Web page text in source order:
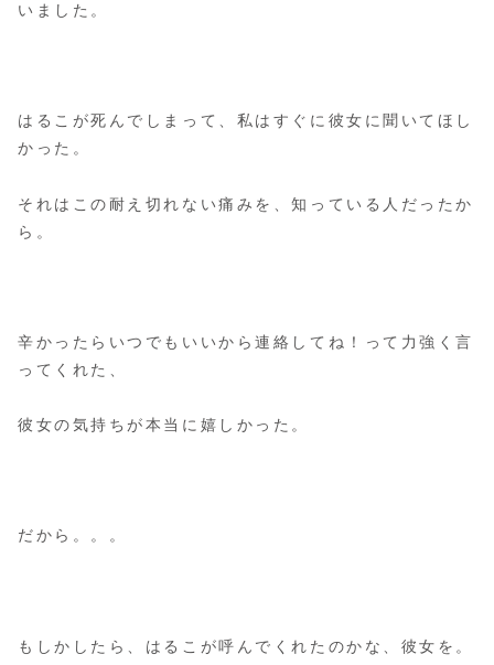
いました。
はるこが死んでしまって、私はすぐに彼女に聞いてほし
かった。
それはこの耐え切れない痛みを、知っている人だったか
ら。
辛かったらいつでもいいから連絡してね！って力強く言
ってくれた、
彼女の気持ちが本当に嬉しかった。
だから。。。
もしかしたら、はるこが呼んでくれたのかな、彼女を。